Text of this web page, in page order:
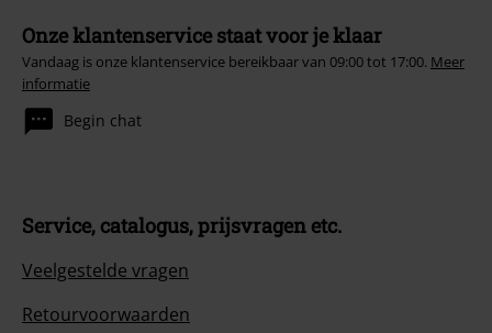
Onze klantenservice staat voor je klaar
Vandaag is onze klantenservice bereikbaar van 09:00 tot 17:00. Meer
informatie
Begin chat
Service, catalogus, prijsvragen etc.
Veelgestelde vragen
Retourvoorwaarden